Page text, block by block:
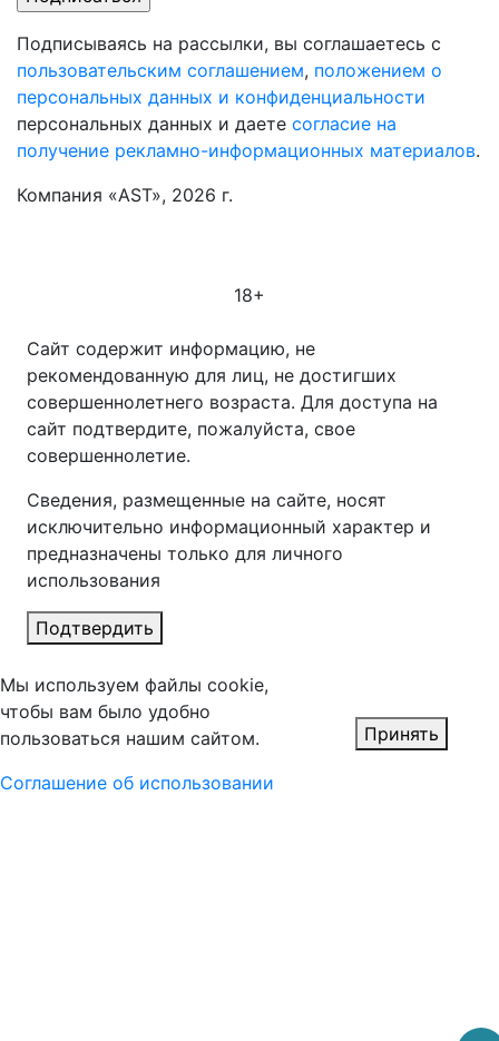
Подписываясь на рассылки, вы соглашаетесь с
пользовательским соглашением, положением о
персональных данных и конфиденциальности
персональных данных и даете согласие на
получение рекламно-информационных материалов.
Компания «AST», 2026 г.
18+
Сайт содержит информацию, не
рекомендованную для лиц, не достигших
совершеннолетнего возраста. Для доступа на
сайт подтвердите, пожалуйста, свое
совершеннолетие.
Сведения, размещенные на сайте, носят
исключительно информационный характер и
предназначены только для личного
использования
Подтвердить
Мы используем файлы cookie,
чтобы вам было удобно
пользоваться нашим сайтом.
Соглашение об использовании
Принять